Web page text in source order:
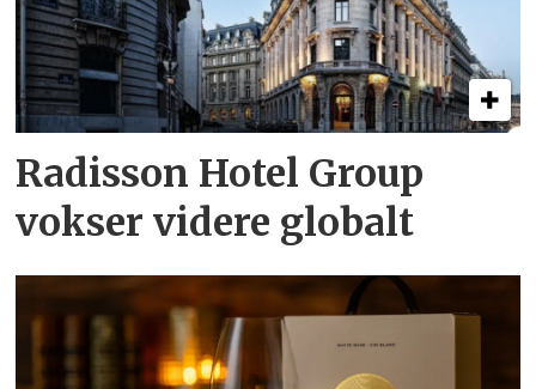
Radisson Hotel Group
vokser videre globalt